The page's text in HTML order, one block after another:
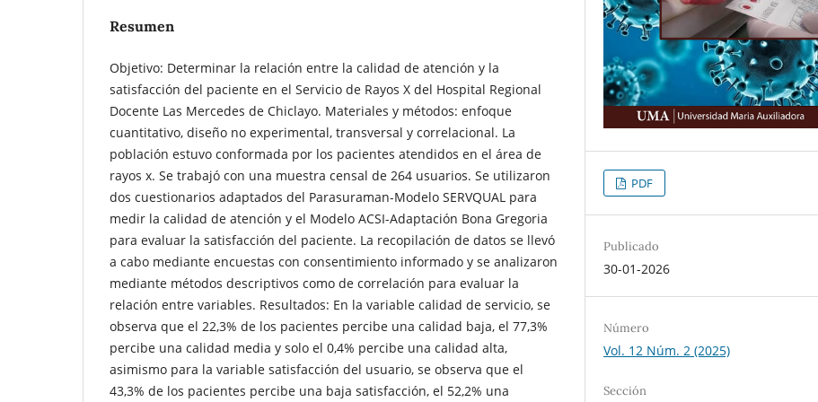
Resumen
Objetivo: Determinar la relación entre la calidad de atención y la
satisfacción del paciente en el Servicio de Rayos X del Hospital Regional
Docente Las Mercedes de Chiclayo. Materiales y métodos: enfoque
cuantitativo, diseño no experimental, transversal y correlacional. La
población estuvo conformada por los pacientes atendidos en el área de
rayos x. Se trabajó con una muestra censal de 264 usuarios. Se utilizaron
dos cuestionarios adaptados del Parasuraman-Modelo SERVQUAL para
medir la calidad de atención y el Modelo ACSI-Adaptación Bona Gregoria
para evaluar la satisfacción del paciente. La recopilación de datos se llevó
a cabo mediante encuestas con consentimiento informado y se analizaron
mediante métodos descriptivos como de correlación para evaluar la
relación entre variables. Resultados: En la variable calidad de servicio, se
observa que el 22,3% de los pacientes percibe una calidad baja, el 77,3%
percibe una calidad media y solo el 0,4% percibe una calidad alta,
asimismo para la variable satisfacción del usuario, se observa que el
43,3% de los pacientes percibe una baja satisfacción, el 52,2% una
PDF
Publicado
30-01-2026
Número
Vol. 12 Núm. 2 (2025)
Sección